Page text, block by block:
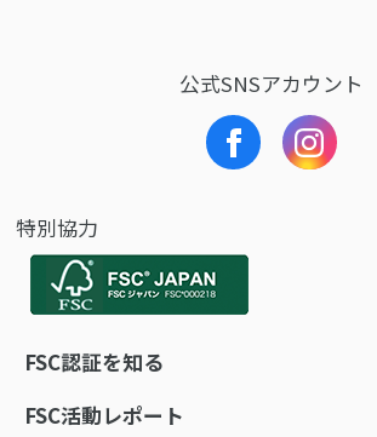
公式SNSアカウント
特別協力
FSC認証を知る
FSC活動レポート